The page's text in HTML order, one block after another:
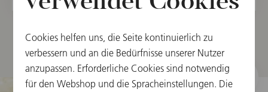
Cookies helfen uns, die Seite kontinuierlich zu
verbessern und an die Bedürfnisse unserer Nutzer
anzupassen. Erforderliche Cookies sind notwendig
für den Webshop und die Spracheinstellungen. Die